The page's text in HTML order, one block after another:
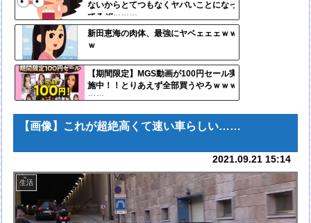
ないからとてつもなくヤバいことになっ
てるぞｗｗｗ
新田恵海の肉体、最強にヤベェェェｗｗ
ｗ
【期間限定】MGS動画が100円セール実
施中！！とりあえず全部買うやろｗｗｗ
ｗｗ
ンク
自動
更新
ツー
ル
【画像】これが超絶高くて速い車らしい……
2021.09.21 15:14
生活